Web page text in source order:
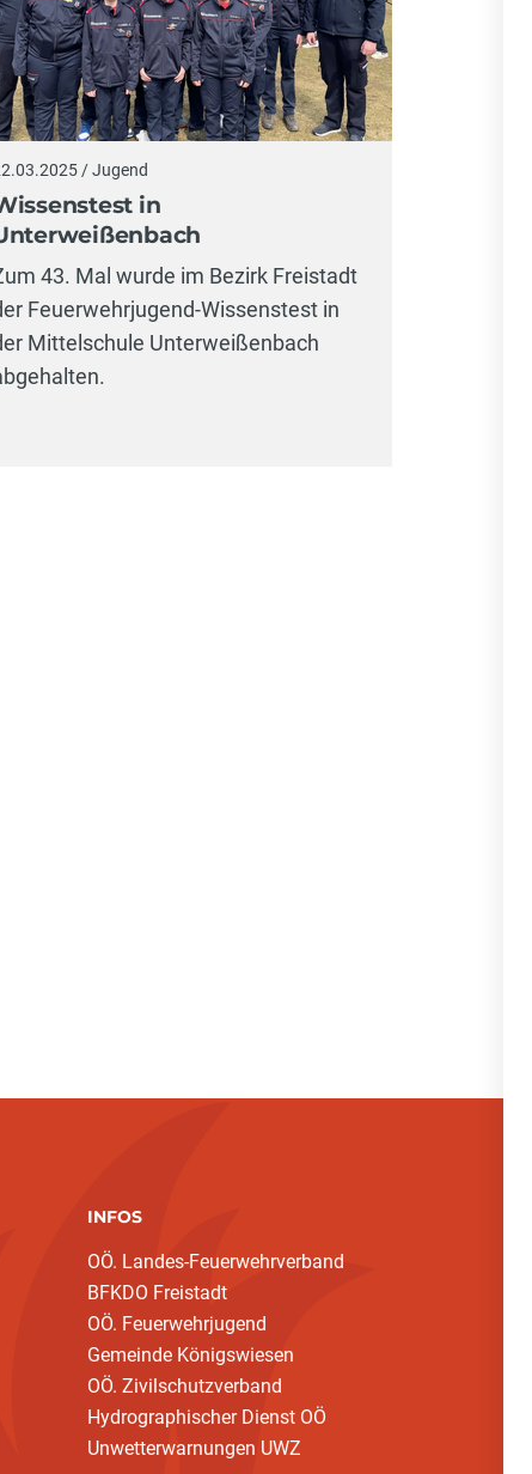
/ Jugend
in
43. Mal wurde im Bezirk Freistadt
Feuerwehrjugend-Wissenstest in
Mittelschule Unterweißenbach
INFOS
OÖ. Landes-Feuerwehrverband
BFKDO Freistadt
OÖ. Feuerwehrjugend
Gemeinde Königswiesen
OÖ. Zivilschutzverband
Hydrographischer Dienst OÖ
Unwetterwarnungen UWZ